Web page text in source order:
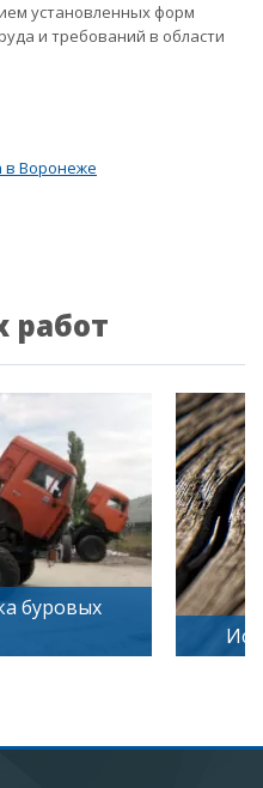
установленных форм
и требований в области
в Воронеже
старение дерева